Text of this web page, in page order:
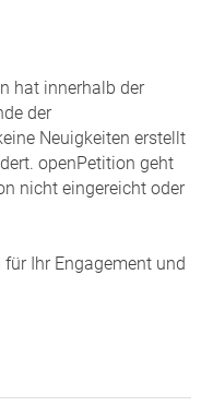
hat innerhalb der
der
Neuigkeiten erstellt
openPetition geht
nicht eingereicht oder
Ihr Engagement und